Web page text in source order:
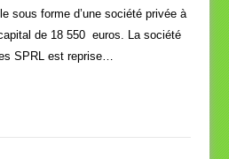
sous forme d’une société privée à
de 18 550 euros. La société
SPRL est reprise…